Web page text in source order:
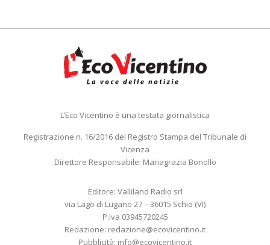
L’Eco Vicentino è una testata giornalistica
Registrazione n. 16/2016 del Registro Stampa del Tribunale di
Vicenza
Direttore Responsabile: Mariagrazia Bonollo
Editore: Valliland Radio srl
via Lago di Lugano 27 – 36015 Schio (VI)
P.Iva 03945720245
Redazione: redazione@ecovicentino.it
Pubblicità: info@ecovicentino.it